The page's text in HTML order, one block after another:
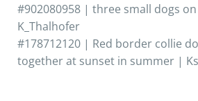
#902080958 | three small dogs
K_Thalhofer
#178712120 | Red border collie
together at sunset in summer |